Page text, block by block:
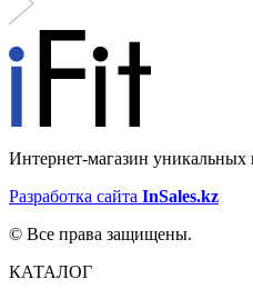
Интернет-магазин
Разработка сайта InSales.kz
© Все права защищены.
КАТАЛОГ